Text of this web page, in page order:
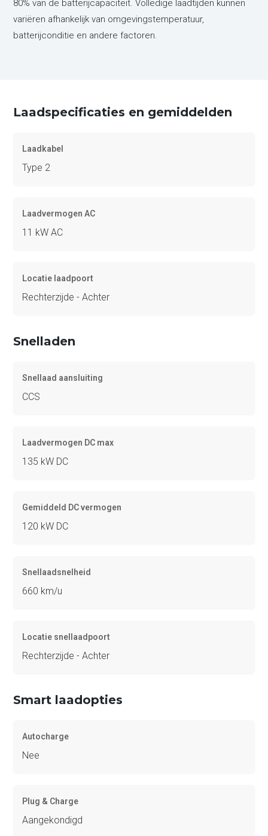
80% van de batterijcapaciteit. Volledige laadtijden kunnen
variëren afhankelijk van omgevingstemperatuur,
batterijconditie en andere factoren.
Laadspecificaties en gemiddelden
Laadkabel
Type 2
Laadvermogen AC
11 kW AC
Locatie laadpoort
Rechterzijde - Achter
Snelladen
Snellaad aansluiting
CCS
Laadvermogen DC max
135 kW DC
Gemiddeld DC vermogen
120 kW DC
Snellaadsnelheid
660 km/u
Locatie snellaadpoort
Rechterzijde - Achter
Smart laadopties
Autocharge
Nee
Plug & Charge
Aangekondigd